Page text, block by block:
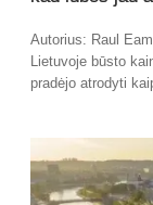
Autorius: Raul
Lietuvoje būsto
pradėjo atrodyti